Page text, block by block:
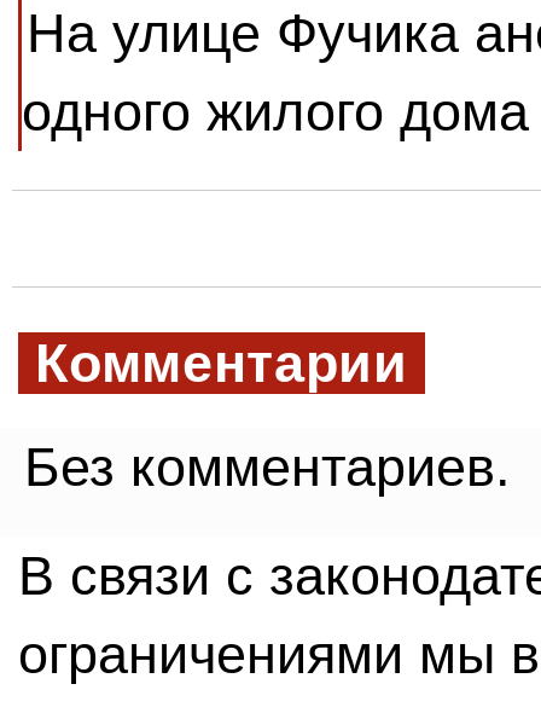
На улице Фучика
одного жилого
Комментарии
Без комментариев.
В связи с
ограничениями мы